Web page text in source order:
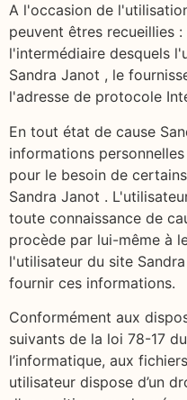
A l'occasion de
peuvent êtres recueillies
l'intermédiaire desquels
Sandra Janot , le
l'adresse de protocole
En tout état de cause
informations
pour le besoin de
Sandra Janot .
toute connaissance de
procède par lui-même à
l'utilisateur du site
fournir ces informations.
Conformément aux
suivants de la loi 78-17
l’informatique, aux
utilisateur dispose d’un